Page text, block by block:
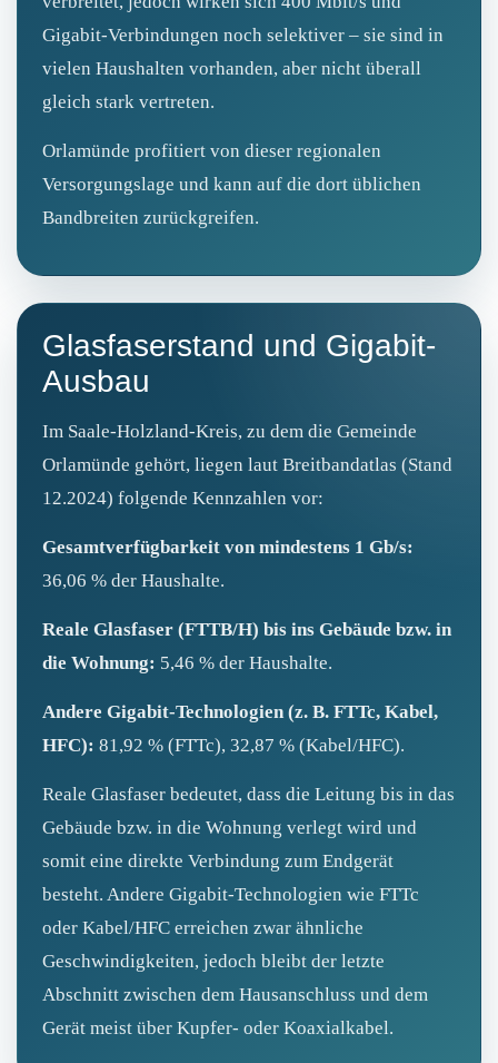
Gigabit‑Verbindungen noch selektiver – sie sind in
vielen Haushalten vorhanden, aber nicht überall
gleich stark vertreten.
Orlamünde profitiert von dieser regionalen
Versorgungslage und kann auf die dort üblichen
Bandbreiten zurückgreifen.
Glasfaserstand und Gigabit-
Ausbau
Im Saale-Holzland-Kreis, zu dem die Gemeinde
Orlamünde gehört, liegen laut Breitbandatlas (Stand
12.2024) folgende Kennzahlen vor:
Gesamtverfügbarkeit von mindestens 1 Gb/s:
36,06 % der Haushalte.
Reale Glasfaser (FTTB/H) bis ins Gebäude bzw. in
die Wohnung: 5,46 % der Haushalte.
Andere Gigabit-Technologien (z. B. FTTc, Kabel,
HFC): 81,92 % (FTTc), 32,87 % (Kabel/HFC).
Reale Glasfaser bedeutet, dass die Leitung bis in das
Gebäude bzw. in die Wohnung verlegt wird und
somit eine direkte Verbindung zum Endgerät
besteht. Andere Gigabit-Technologien wie FTTc
oder Kabel/HFC erreichen zwar ähnliche
Geschwindigkeiten, jedoch bleibt der letzte
Abschnitt zwischen dem Hausanschluss und dem
Gerät meist über Kupfer- oder Koaxialkabel.